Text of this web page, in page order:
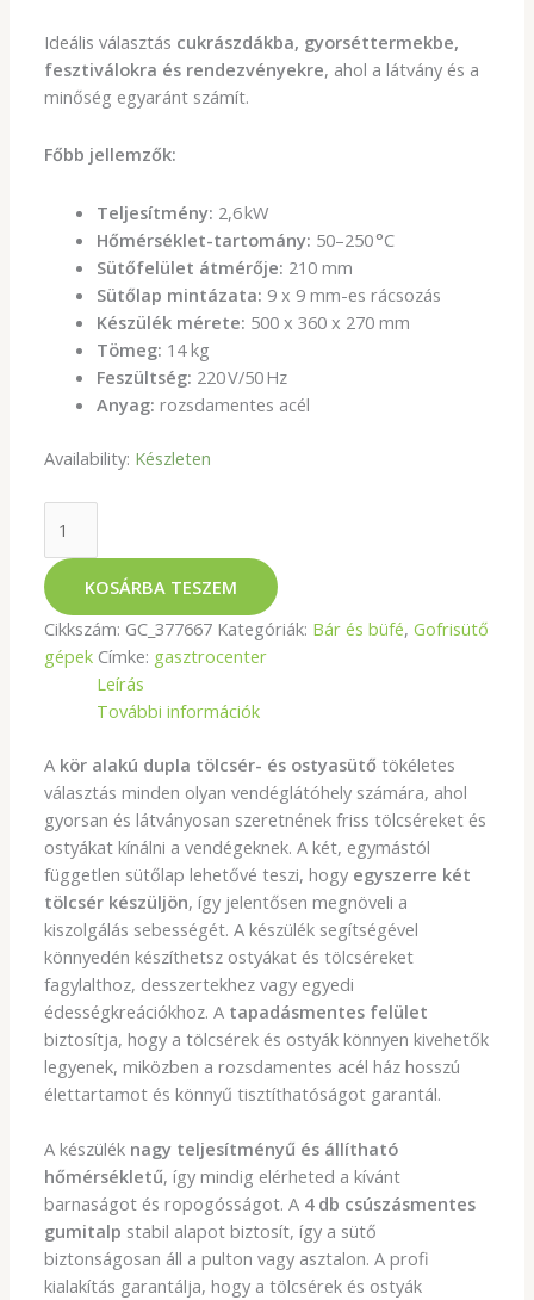
Ideális választás cukrászdákba, gyorséttermekbe,
fesztiválokra és rendezvényekre, ahol a látvány és a
minőség egyaránt számít.
Főbb jellemzők:
Teljesítmény: 2,6 kW
Hőmérséklet-tartomány: 50–250 °C
Sütőfelület átmérője: 210 mm
Sütőlap mintázata: 9 x 9 mm-es rácsozás
Készülék mérete: 500 x 360 x 270 mm
Tömeg: 14 kg
Feszültség: 220 V/50 Hz
Anyag: rozsdamentes acél
Availability: Készleten
KOSÁRBA TESZEM
Cikkszám: GC_377667 Kategóriák: Bár és büfé,Gofrisütő
gépek Címke: gasztrocenter
Leírás
További információk
A kör alakú dupla tölcsér- és ostyasütőtökéletes
választás minden olyan vendéglátóhely számára, ahol
gyorsan és látványosan szeretnének friss tölcséreket és
ostyákat kínálni a vendégeknek. A két, egymástól
független sütőlap lehetővé teszi, hogy egyszerre két
tölcsér készüljön, így jelentősen megnöveli a
kiszolgálás sebességét. A készülék segítségével
könnyedén készíthetsz ostyákat és tölcséreket
fagylalthoz, desszertekhez vagy egyedi
édességkreációkhoz. A tapadásmentes felület
biztosítja, hogy a tölcsérek és ostyák könnyen kivehetők
legyenek, miközben a rozsdamentes acél ház hosszú
élettartamot és könnyű tisztíthatóságot garantál.
A készülék nagy teljesítményű és állítható
hőmérsékletű, így mindig elérheted a kívánt
barnaságot és ropogósságot. A 4 db csúszásmentes
gumitalp stabil alapot biztosít, így a sütő
biztonságosan áll a pulton vagy asztalon. A profi
kialakítás garantálja, hogy a tölcsérek és ostyák